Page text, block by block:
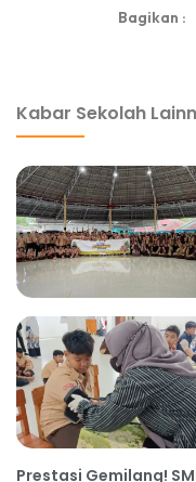
Bagikan :
Kabar Sekolah
Prestasi Gemilang!